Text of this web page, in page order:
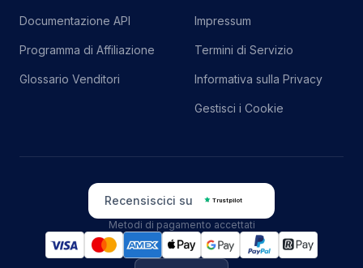
Documentazione API
Programma di Affiliazione
Glossario Venditori
Impressum
Termini di Servizio
Informativa sulla Privacy
Gestisci i Cookie
Recensiscici su Trustpilot
Metodi di pagamento accettati